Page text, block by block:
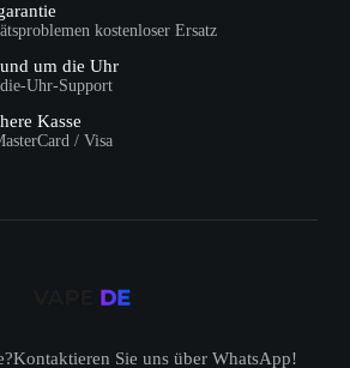
kostenloser Ersatz
um die Uhr
Uhr-Support
Kasse
/ Visa
Sie uns über WhatsApp!